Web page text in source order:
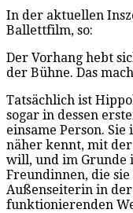
In der aktuellen
Ballettfilm, so:
Der Vorhang hebt
der Bühne. Das
Tatsächlich ist
sogar in dessen
einsame Person.
näher kennt, mit
will, und im Grunde
Freundinnen, die
Außenseiterin in
funktionierenden